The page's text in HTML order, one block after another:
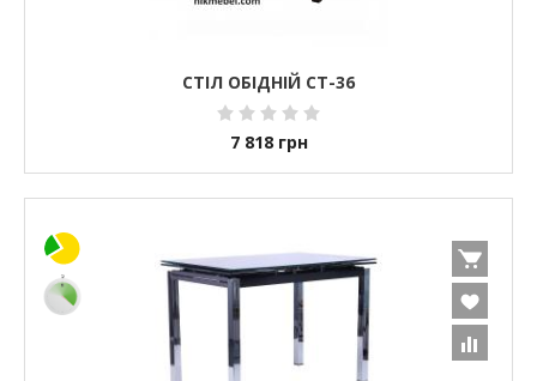
СТІЛ ОБІДНІЙ СТ-36
7 818 грн